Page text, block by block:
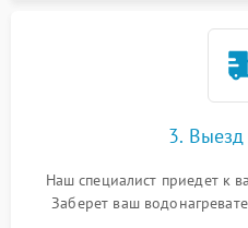
3. Выезд
Наш специалист приедет к
Заберет ваш